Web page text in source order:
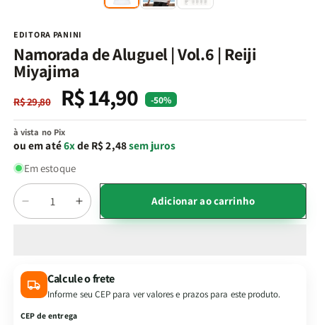
EDITORA PANINI
Namorada de Aluguel | Vol.6 | Reiji
Miyajima
Preço
normal
R$ 29,80
Preço
promocional
R$ 14,90 -50%
à vista no Pix
ou em até6xde R$ 2,48sem juros
Em estoque
Quantidade
Diminuir
a
de
Aluguel
|
Aumentar
a
de
Aluguel
Adicionar ao carrinho
Calcule o frete
Informe seu CEP para ver valores e prazos para este produto.
CEP de entrega